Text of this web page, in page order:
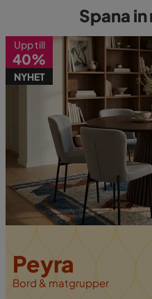
Spana
Upp till
40%
NYHET
Peyra
Bord & matgrupper